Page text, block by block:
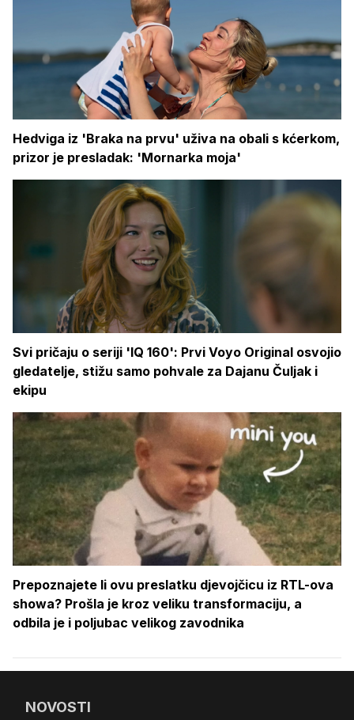
Hedviga iz 'Braka na prvu' uživa na obali s kćerkom,
prizor je presladak: 'Mornarka moja'
Svi pričaju o seriji 'IQ 160': Prvi Voyo Original osvojio
gledatelje, stižu samo pohvale za Dajanu Čuljak i
ekipu
Prepoznajete li ovu preslatku djevojčicu iz RTL-ova
showa? Prošla je kroz veliku transformaciju, a
odbila je i poljubac velikog zavodnika
NOVOSTI